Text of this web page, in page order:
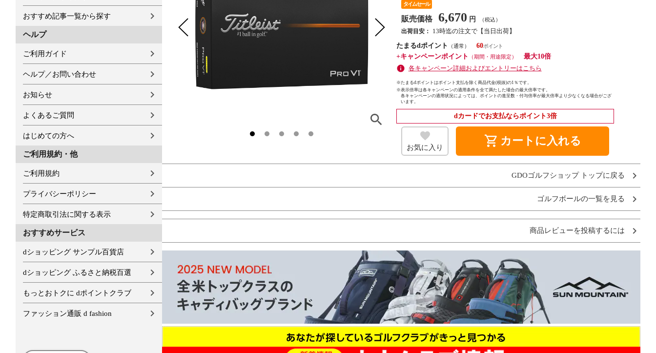
おすすめ記事一覧から探す
ヘルプ
ご利用ガイド
ヘルプ／お問い合わせ
お知らせ
よくあるご質問
はじめての方へ
ご利用規約・他
ご利用規約
プライバシーポリシー
特定商取引法に関する表示
おすすめサービス
dショッピング サンプル百貨店
dショッピング ふるさと納税百選
もっとおトクに dポイントクラブ
ファッション通販 d fashion
タイムセール
販売価格 6,670 円 （税込）
出荷目安：
13時迄の注文で【当日出荷】
たまるdポイント
（通常）
60
+キャンペーンポイント
（期間・用途限定）
最大10倍
各キャンペーン詳細およびエントリーはこちら
※たまるdポイントはポイント支払を除く商品代金(税抜)の1％です。
※表示倍率は各キャンペーンの適用条件を全て満たした場合の最大倍率です。
各キャンペーンの適用状況によっては、ポイントの進呈数・付与倍率が最大倍率より少なくなる場合がござ
います。
dカードでお支払ならポイント3倍
お気に入り shopping_cart カートに入れる
GDOゴルフショップ トップに戻る
ゴルフボールの一覧を見る
商品レビューを投稿するには